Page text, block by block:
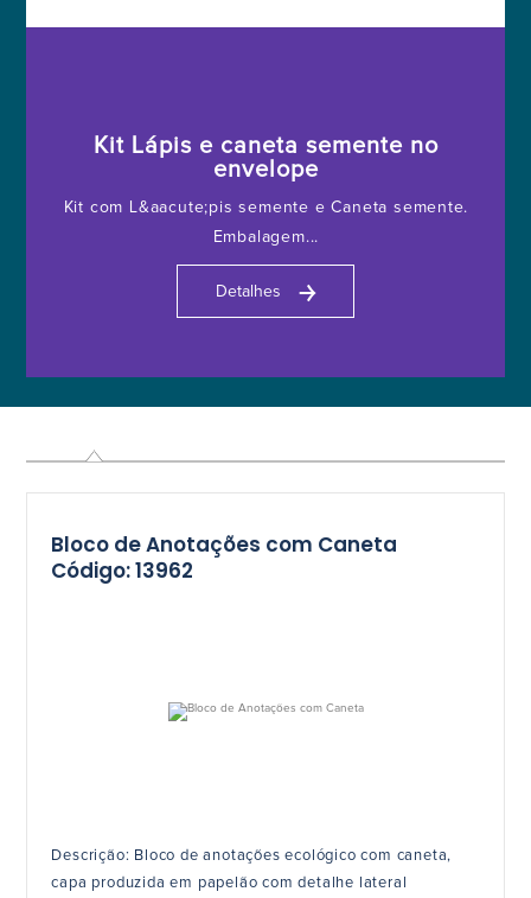
Kit Lápis e caneta semente no
envelope
Kit com L&aacute;pis semente e Caneta semente.
Embalagem...
Detalhes ￫
Bloco de Anotações com Caneta
Código: 13962
Descrição: Bloco de anotações ecológico com caneta,
capa produzida em papelão com detalhe lateral